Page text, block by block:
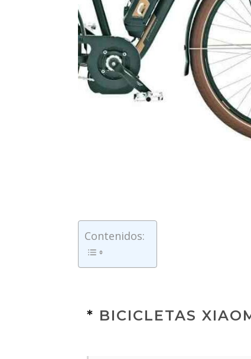
Contenidos:
* BICICLETAS